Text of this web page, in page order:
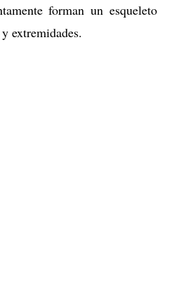
forman un esqueleto
extremidades.